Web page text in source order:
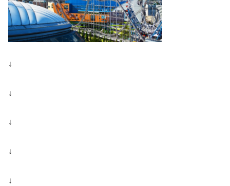
↓
↓
↓
↓
↓